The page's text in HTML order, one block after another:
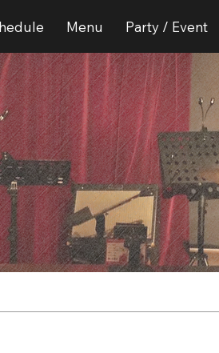
Menu Party / Event